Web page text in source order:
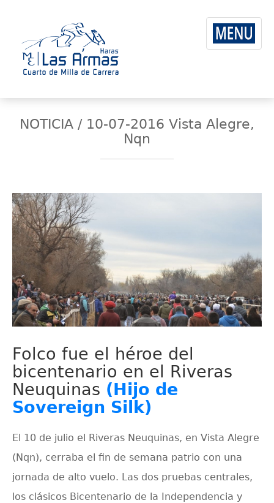
NOTICIA / 10-07-2016 Vista Alegre,
Nqn
Folco fue el héroe del
bicentenario en el Riveras
Neuquinas (Hijo de
Sovereign Silk)
El 10 de julio el Riveras Neuquinas, en Vista Alegre
(Nqn), cerraba el fin de semana patrio con una
jornada de alto vuelo. Las dos pruebas centrales,
los clásicos Bicentenario de la Independencia y